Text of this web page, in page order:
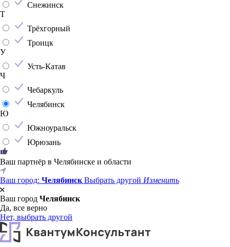
Снежинск
Т
Трёхгорный
Троицк
У
Усть-Катав
Ч
Чебаркуль
Челябинск
Ю
Южноуральск
Юрюзань
Ваш партнёр в Челябинске и области
Ваш город: Челябинск Выбрать другой Изменить
Ваш город Челябинск
Да, все верно
Нет, выбрать другой